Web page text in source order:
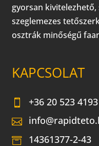
gyorsan
szeglemezes
osztrák minőségű
KAPCSOLAT
+36 20 523 4193
14361377-2-43